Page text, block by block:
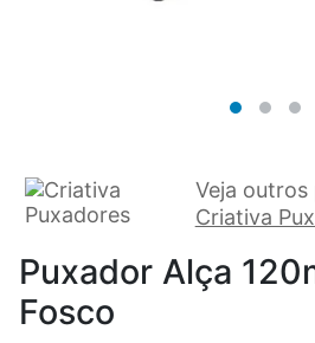
Veja
Criativa
Puxador Alça
Fosco